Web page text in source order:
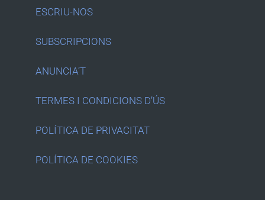
ESCRIU-NOS
SUBSCRIPCIONS
ANUNCIA’T
TERMES I CONDICIONS D’ÚS
POLÍTICA DE PRIVACITAT
POLÍTICA DE COOKIES